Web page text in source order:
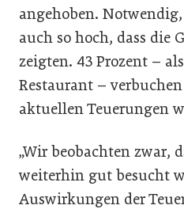
angehoben.
auch so hoch, dass die
zeigten. 43 Prozent –
Restaurant –
aktuellen Teuerungen
„Wir beobachten zwar,
weiterhin gut besucht
Auswirkungen der